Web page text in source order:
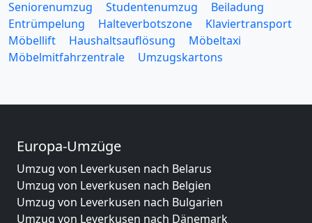
Seniorenumzug
Studentenumzug
Beiladung
Entrümpelung
Halteverbotszone
Klaviertransport
Möbellift
Haushaltsauflösung
Möbeltaxi
Möbelmitfahrzentrale
Umzugskartons
Europa-Umzüge
Umzug von Leverkusen nach Belarus
Umzug von Leverkusen nach Belgien
Umzug von Leverkusen nach Bulgarien
Umzug von Leverkusen nach Dänemark